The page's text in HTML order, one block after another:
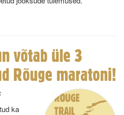
võtab üle 3
Rõuge maratoni!
ka